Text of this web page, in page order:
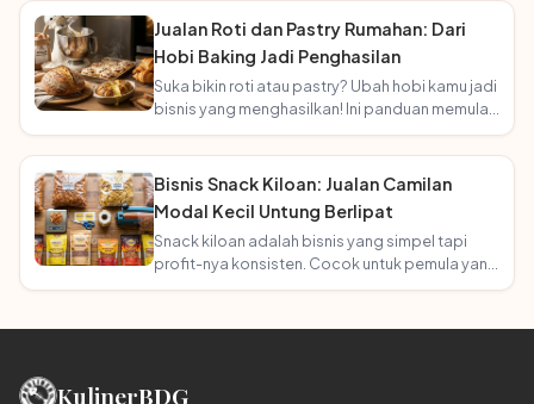
Jualan Roti dan Pastry Rumahan: Dari
Hobi Baking Jadi Penghasilan
Suka bikin roti atau pastry? Ubah hobi kamu jadi
bisnis yang menghasilkan! Ini panduan memulai
usaha bakery rumahan.
Bisnis Snack Kiloan: Jualan Camilan
Modal Kecil Untung Berlipat
Snack kiloan adalah bisnis yang simpel tapi
profit-nya konsisten. Cocok untuk pemula yang
mau mulai tanpa ribet!
KulinerBDG